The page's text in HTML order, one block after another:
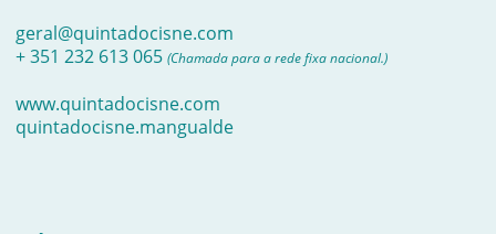
geral@quintadocisne.com
+ 351 232 613 065 (Chamada para a rede fixa nacional.)
www.quintadocisne.com
quintadocisne.mangualde